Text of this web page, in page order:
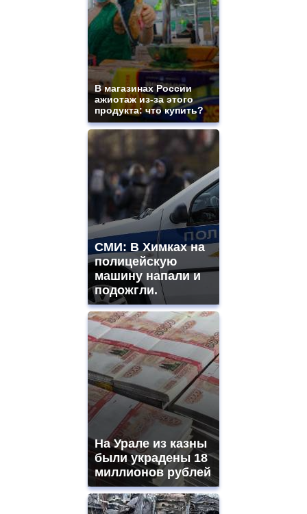
В магазинах России
ажиотаж из-за этого
продукта: что купить?
СМИ: В Химках на
полицейскую
машину напали и
подожгли.
На Урале из казны
были украдены 18
миллионов рублей